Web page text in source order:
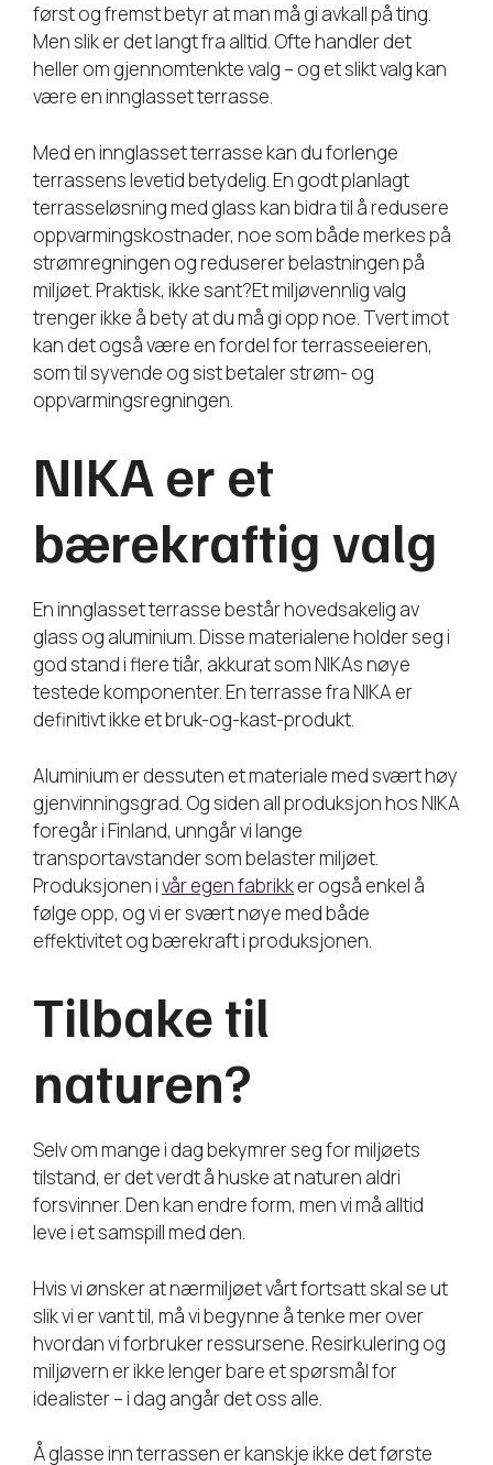
først og fremst betyr at man må gi avkall på ting.
Men slik er det langt fra alltid. Ofte handler det
heller om gjennomtenkte valg – og et slikt valg kan
være en innglasset terrasse.
Med en innglasset terrasse kan du forlenge
terrassens levetid betydelig. En godt planlagt
terrasseløsning med glass kan bidra til å redusere
oppvarmingskostnader, noe som både merkes på
strømregningen og reduserer belastningen på
miljøet. Praktisk, ikke sant?Et miljøvennlig valg
trenger ikke å bety at du må gi opp noe. Tvert imot
kan det også være en fordel for terrasseeieren,
som til syvende og sist betaler strøm- og
oppvarmingsregningen.
NIKA er et
bærekraftig valg
En innglasset terrasse består hovedsakelig av
glass og aluminium. Disse materialene holder seg i
god stand i flere tiår, akkurat som NIKAs nøye
testede komponenter. En terrasse fra NIKA er
definitivt ikke et bruk-og-kast-produkt.
Aluminium er dessuten et materiale med svært høy
gjenvinningsgrad. Og siden all produksjon hos NIKA
foregår i Finland, unngår vi lange
transportavstander som belaster miljøet.
Produksjonen ivår egen fabrikker også enkel å
følge opp, og vi er svært nøye med både
effektivitet og bærekraft i produksjonen.
Tilbake til
naturen?
Selv om mange i dag bekymrer seg for miljøets
tilstand, er det verdt å huske at naturen aldri
forsvinner. Den kan endre form, men vi må alltid
leve i et samspill med den.
Hvis vi ønsker at nærmiljøet vårt fortsatt skal se ut
slik vi er vant til, må vi begynne å tenke mer over
hvordan vi forbruker ressursene. Resirkulering og
miljøvern er ikke lenger bare et spørsmål for
idealister – i dag angår det oss alle.
Å glasse inn terrassen er kanskje ikke det første